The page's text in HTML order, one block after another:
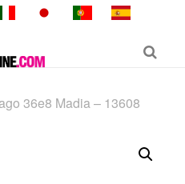
36e8 Madia – 13608